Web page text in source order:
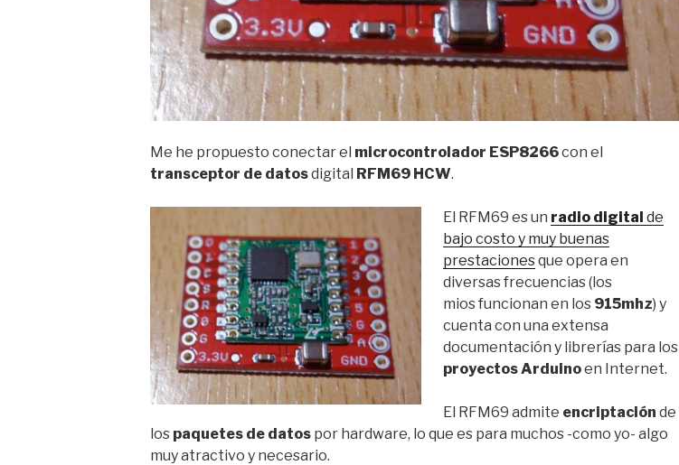
Me he propuesto conectar el microcontrolador ESP8266con el
transceptor de datosdigital RFM69 HCW.
El RFM69 es un radio digital de
bajo costo y muy buenas
prestacionesque opera en
diversas frecuencias (los
mios funcionan en los 915mhz) y
cuenta con una extensa
documentación y librerías para los
proyectos Arduinoen Internet.
El RFM69 admite encriptación de
los paquetes de datos por hardware, lo que es para muchos -como yo- algo
muy atractivo y necesario.